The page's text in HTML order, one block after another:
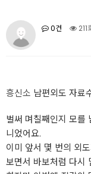
0건 211
흥신소 남편외도 자료
벌써 며칠째인지 모를
니었어요.
이미 앞서 몇 번의 외
보면서 바보처럼 다시